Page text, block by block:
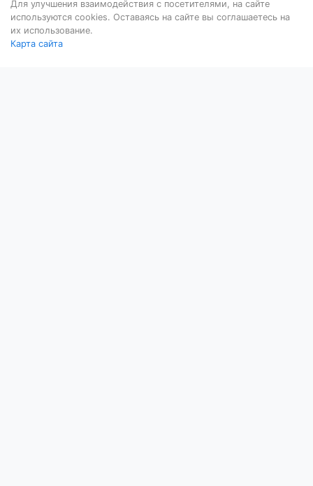
Для улучшения взаимодействия с посетителями, на сайте
используются cookies. Оставаясь на сайте вы соглашаетесь на
их использование.
Карта сайта